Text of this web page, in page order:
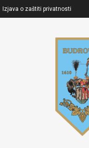
Izjava o zaštiti privatnosti